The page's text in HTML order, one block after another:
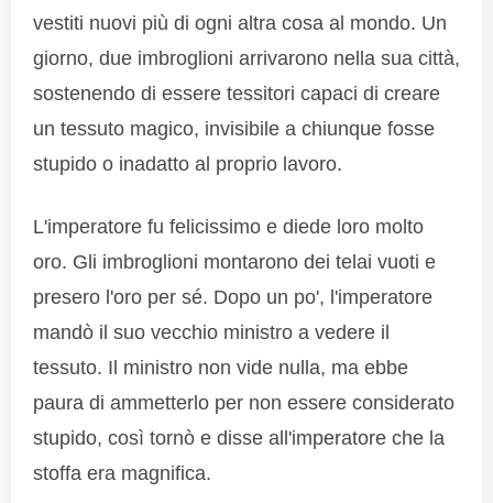
vestiti nuovi più di ogni altra cosa al mondo. Un
giorno, due imbroglioni arrivarono nella sua città,
sostenendo di essere tessitori capaci di creare
un tessuto magico, invisibile a chiunque fosse
stupido o inadatto al proprio lavoro.
L'imperatore fu felicissimo e diede loro molto
oro. Gli imbroglioni montarono dei telai vuoti e
presero l'oro per sé. Dopo un po', l'imperatore
mandò il suo vecchio ministro a vedere il
tessuto. Il ministro non vide nulla, ma ebbe
paura di ammetterlo per non essere considerato
stupido, così tornò e disse all'imperatore che la
stoffa era magnifica.